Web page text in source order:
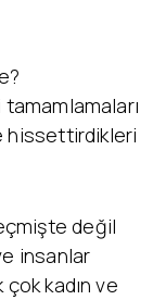
tamamlamaları
hissettirdikleri
değil
insanlar
kadın ve